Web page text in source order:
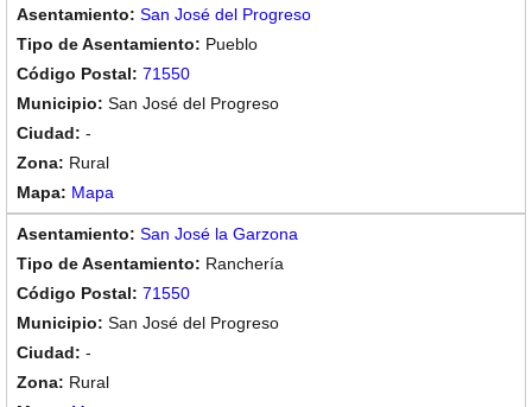
San José del Progreso
Pueblo
71550
San José del Progreso
-
Rural
Mapa
San José la Garzona
Ranchería
71550
San José del Progreso
-
Rural